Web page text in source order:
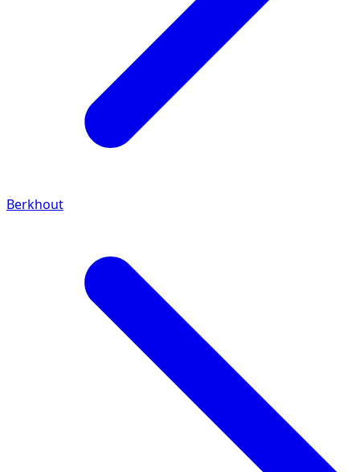
Berkhout